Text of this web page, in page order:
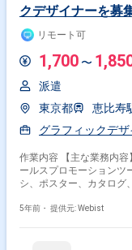
クデザイナーを募
リモート可
1,700 〜
派遣
東京都
恵比寿
グラフィックデザ
作業内容 【主な業務内
ールスプロモーションツ
シ、ポスター、カタログ
5年前・ 提供元: Webist